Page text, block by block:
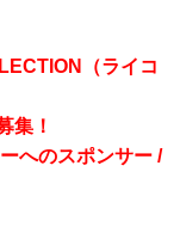
（ライコ
集！
へのスポンサー /